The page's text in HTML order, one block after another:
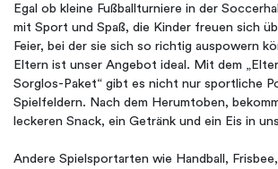
Egal ob kleine Fußballturniere in der
mit Sport und Spaß, die Kinder freuen sich
Feier, bei der sie sich so richtig auspowern
Eltern ist unser Angebot ideal. Mit dem
Sorglos-Paket“ gibt es nicht nur sportliche
Spielfeldern. Nach dem Herumtoben,
leckeren Snack, ein Getränk und ein Eis in
Andere Spielsportarten wie Handball,